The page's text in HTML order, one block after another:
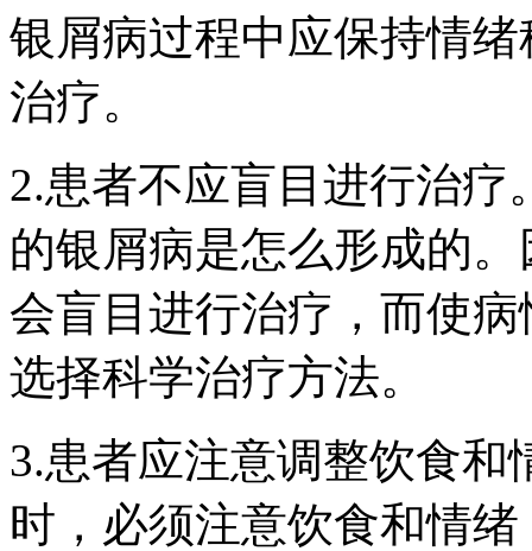
银屑病过程中应保持情
治疗。
2.患者不应盲目进行治
的银屑病是怎么形成的
会盲目进行治疗，而使
选择科学治疗方法。
3.患者应注意调整饮食
时，必须注意饮食和情